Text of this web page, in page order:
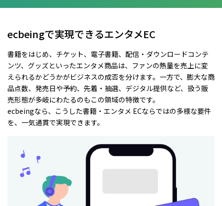
ecbeingで実現できるエンタメEC
書籍をはじめ、チケット、電子書籍、配信・ダウンロードコンテ
ンツ、グッズといったエンタメ商品は、ファンの熱量を売上に変
えられるかどうかがビジネスの成否を分けます。一方で、膨大な商
品点数、発売日や予約、先着・抽選、デジタル提供など、扱う販
売形態が多岐にわたるのもこの領域の特徴です。
ecbeingなら、こうした書籍・エンタメ ECならではの多様な要件
を、一気通貫で実現できます。